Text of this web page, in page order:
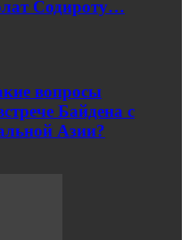
Содироту…
вопросы
Байдена с
Азии?